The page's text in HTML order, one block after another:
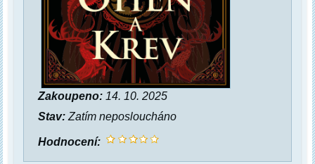
Zakoupeno: 14. 10. 2025
Stav:Zatím neposloucháno
Hodnocení: